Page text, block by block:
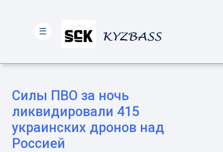
Силы ПВО за ночь
ликвидировали 415
украинских дронов над
Россией
☰